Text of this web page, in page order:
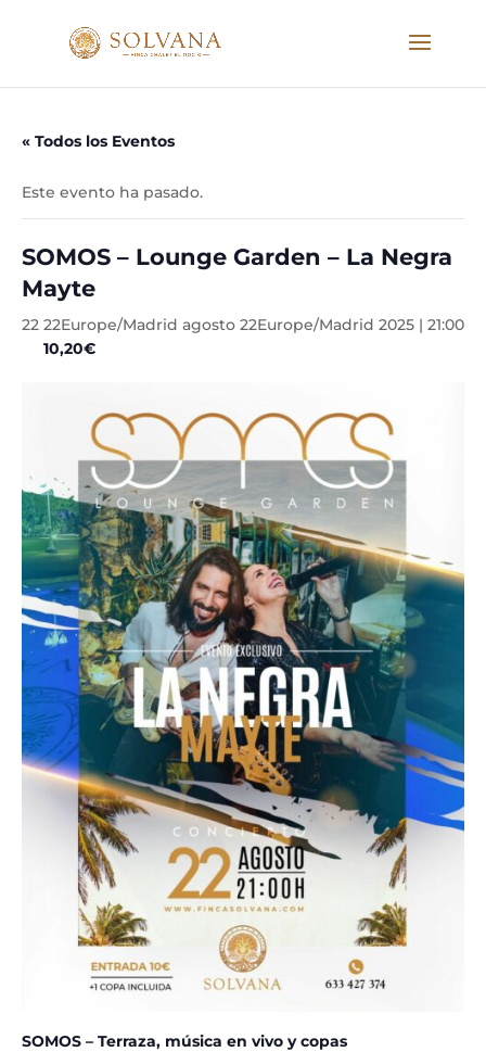
« Todos los Eventos
Este evento ha pasado.
SOMOS – Lounge Garden – La Negra
Mayte
22 22Europe/Madrid agosto 22Europe/Madrid 2025 | 21:00
10,20€
SOMOS – Terraza, música en vivo y copas